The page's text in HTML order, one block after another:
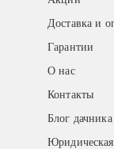
Доставка и
Гарантии
О нас
Контакты
Блог дачника